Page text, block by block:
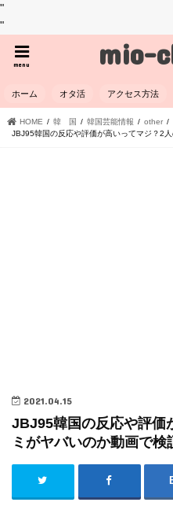
"
"
mio-
menu
ホーム オタ活 アクセス方法
HOME 韓 国 韓国芸能情報
other
JBJ95韓国の反応や評価が高いってマジ？2
2021.04.15
JBJ95韓国の反応や評価
ミがヤバいのか動画で検